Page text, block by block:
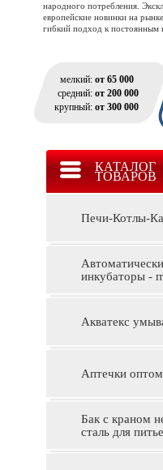
народного потребления.
европейские новинки на
гибкий подход к постоянным
мелкий: от 65 000
средний: от 200 000
крупный: от 300 000
КАТАЛОГ
ТОВАРОВ
Печи-Котлы-
инкубаторы -
Акватекс
Аптечки оптом
Бак с краном
сталь для